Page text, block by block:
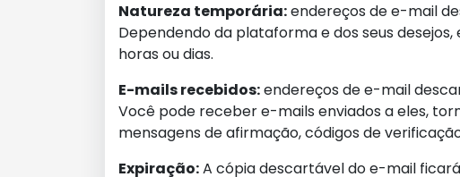
Natureza temporária:endereços de e-mail
Dependendo da plataforma e dos seus
horas ou dias.
E-mails recebidos:endereços de e-mail
Você pode receber e-mails enviados a eles,
mensagens de afirmação, códigos de
Expiração:A cópia descartável do e-mail